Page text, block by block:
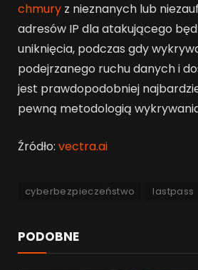
chmury z nieznanych lub
adresów IP dla atakującego
uniknięcia, podczas gdy
podejrzanego ruchu danych i
jest prawdopodobniej
pewną metodologią
Źródło: vectra.ai
cyberbezpieczeństwo lastpass
PODOBNE